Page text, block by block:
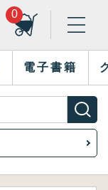
0
電子書籍